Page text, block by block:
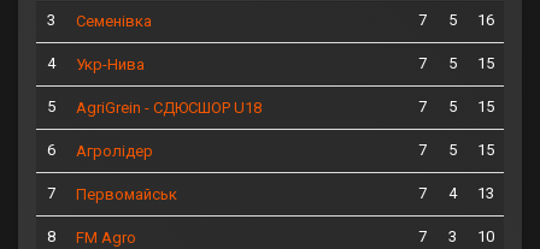
3 Семенівка 7 5 16
4 Укр-Нива 7 5 15
5 AgriGrein - СДЮСШОР U18 7 5 15
6 Агролідер 7 5 15
7 Первомайськ 7 4 13
8 FM Agro 7 3 10